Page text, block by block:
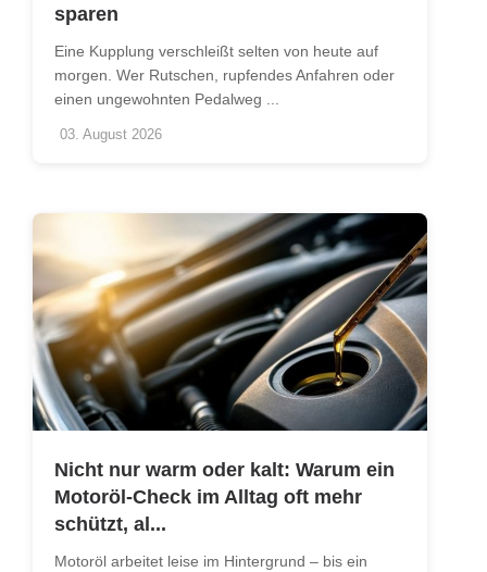
sparen
Eine Kupplung verschleißt selten von heute auf
morgen. Wer Rutschen, rupfendes Anfahren oder
einen ungewohnten Pedalweg ...
03. August 2026
Nicht nur warm oder kalt: Warum ein
Motoröl-Check im Alltag oft mehr
schützt, al...
Motoröl arbeitet leise im Hintergrund – bis ein